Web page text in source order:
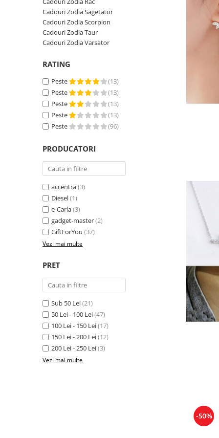
Cadouri Zodia Sagetator
Cadouri Zodia Scorpion
Cadouri Zodia Taur
Cadouri Zodia Varsator
RATING
Peste
(13)
Peste
(13)
Peste
(13)
Peste
(13)
Peste
(96)
PRODUCATORI
accentra(3)
Diesel(1)
e-Carla(3)
gadget-master(2)
GiftForYou (37)
Vezi mai multe
PRET
Sub 50 Lei(21)
50 Lei - 100 Lei(47)
100 Lei - 150 Lei(17)
150 Lei - 200 Lei(12)
200 Lei - 250 Lei(3)
Vezi mai multe
-50%